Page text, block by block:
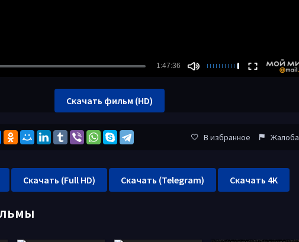
Скачать фильм (HD)
В избранное Жалоба
Скачать (Full HD) Скачать (Telegram) Скачать 4K